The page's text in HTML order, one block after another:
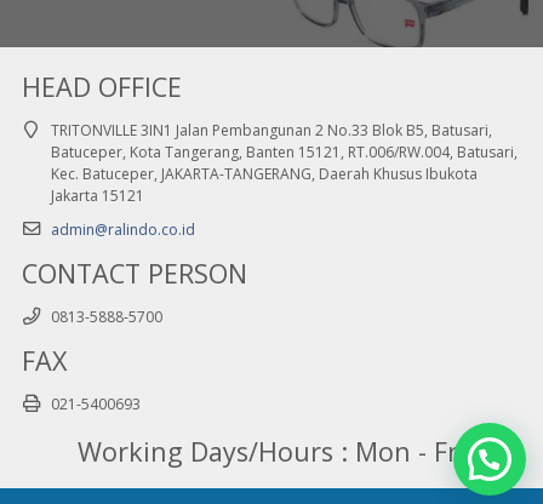
HEAD OFFICE
TRITONVILLE 3IN1 Jalan Pembangunan 2 No.33 Blok B5, Batusari,
Batuceper, Kota Tangerang, Banten 15121, RT.006/RW.004, Batusari,
Kec. Batuceper, JAKARTA-TANGERANG, Daerah Khusus Ibukota
Jakarta 15121
admin@ralindo.co.id
CONTACT PERSON
0813-5888-5700
FAX
021-5400693
Working Days/Hours : Mon - Fri